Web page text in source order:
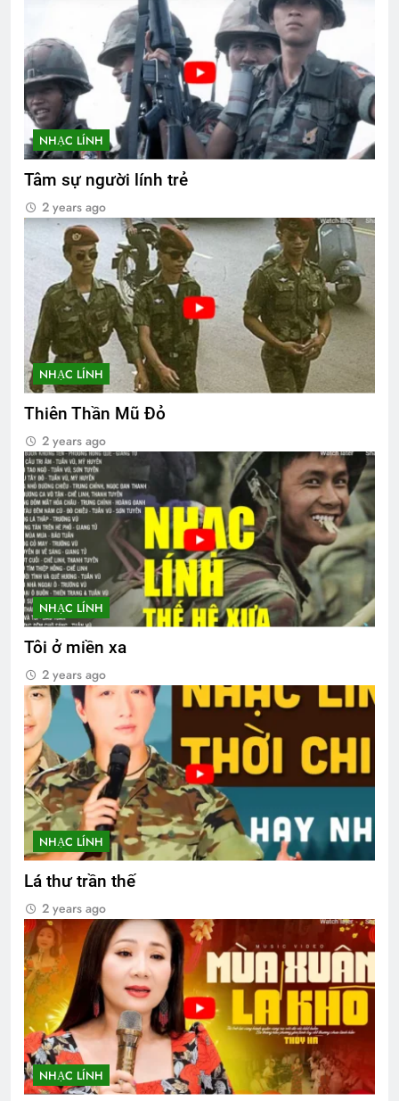
NHẠC LÍNH
Tâm sự người lính trẻ
2 years ago
NHẠC LÍNH
Thiên Thần Mũ Đỏ
2 years ago
NHẠC LÍNH
Tôi ở miền xa
2 years ago
NHẠC LÍNH
Lá thư trần thế
2 years ago
NHẠC LÍNH